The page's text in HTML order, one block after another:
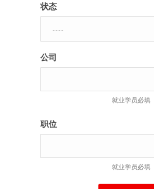
状态
公司
就业学员必填
职位
就业学员必填